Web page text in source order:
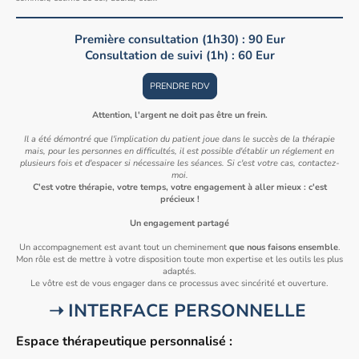
Première consultation (1h30) : 90 Eur
Consultation de suivi (1h) : 60 Eur
PRENDRE RDV
Attention, l'argent ne doit pas être un frein.
Il a été démontré que l'implication du patient joue dans le succès de la thérapie
mais, pour les personnes en difficultés, il est possible d'établir un réglement en
plusieurs fois et d'espacer si nécessaire les séances. Si c'est votre cas, contactez-
moi.
C'est votre thérapie, votre temps, votre engagement à aller mieux : c'est
précieux !
Un engagement partagé
Un accompagnement est avant tout un cheminement que nous faisons ensemble.
Mon rôle est de mettre à votre disposition toute mon expertise et les outils les plus
adaptés.
Le vôtre est de vous engager dans ce processus avec sincérité et ouverture.
➝ INTERFACE PERSONNELLE
Espace thérapeutique personnalisé :